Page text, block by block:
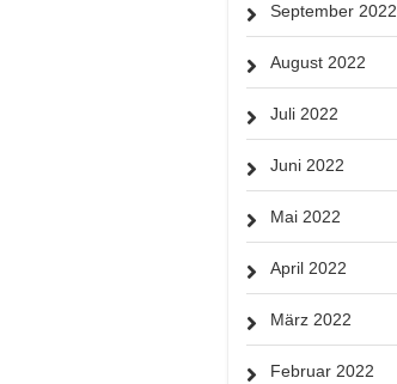
September 2022
August 2022
Juli 2022
Juni 2022
Mai 2022
April 2022
März 2022
Februar 2022